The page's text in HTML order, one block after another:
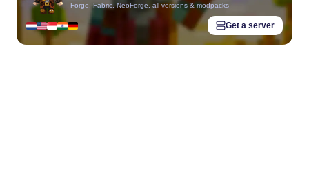
Forge, Fabric, NeoForge, all versions & modpacks
Get a server